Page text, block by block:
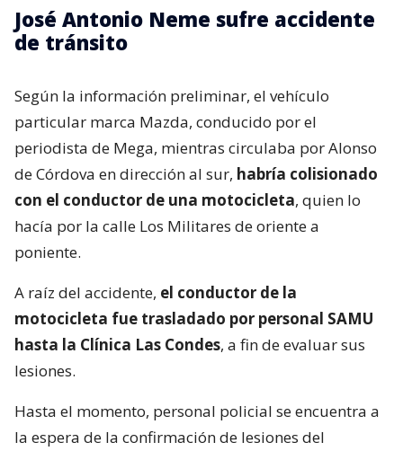
José Antonio Neme sufre accidente
de tránsito
Según la información preliminar, el vehículo
particular marca Mazda, conducido por el
periodista de Mega, mientras circulaba por Alonso
de Córdova en dirección al sur, habría colisionado
con el conductor de una motocicleta, quien lo
hacía por la calle Los Militares de oriente a
poniente.
A raíz del accidente, el conductor de la
motocicleta fue trasladado por personal SAMU
hasta la Clínica Las Condes, a fin de evaluar sus
lesiones.
Hasta el momento, personal policial se encuentra a
la espera de la confirmación de lesiones del